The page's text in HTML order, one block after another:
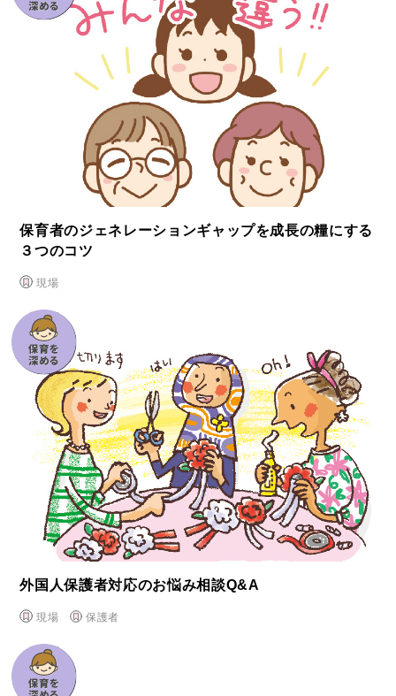
保育者のジェネレーションギャップを成⻑の糧にする
３つのコツ
現場
外国⼈保護者対応のお悩み相談Q&A
現場 保護者